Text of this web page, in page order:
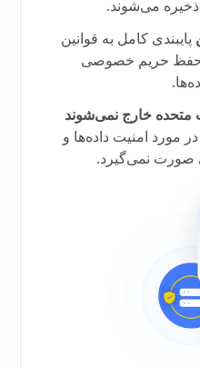
ذخیره می‌شوند.
پایبندی کامل به قوانین
حفظ حریم خصوصی
متحده خارج نمی‌شوند
مورد امنیت داده‌ها و
نمی‌گیرد.